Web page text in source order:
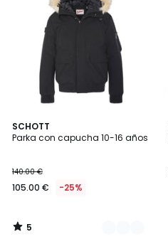
SCHOTT
Parka con capucha 10-16 años
140.00 €
105.00 € -25%
5
/
2
Colores
5
/